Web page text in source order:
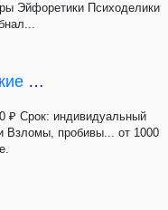
Эйфоретики Психоделики
Shattof Service - Изготовление документов: паспорта, водительские права, дипломы, удостоверения
₽ Срок: индивидуальный
Взломы, пробивы... от 1000